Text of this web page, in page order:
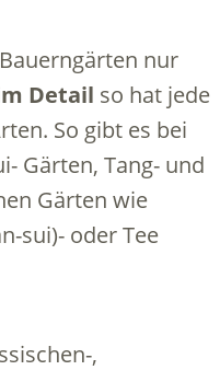
nur
Detail so hat jede
So gibt es bei
Gärten, Tang- und
Gärten wie
sui)- oder Tee
,